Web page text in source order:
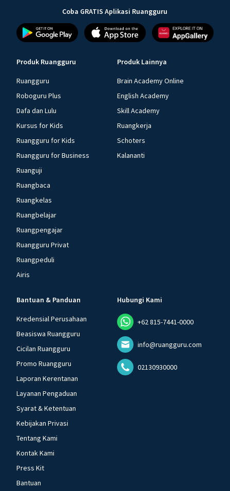
Coba GRATIS Aplikasi Ruangguru
Produk Ruangguru
Ruangguru
Roboguru Plus
Dafa dan Lulu
Kursus for Kids
Ruangguru for Kids
Ruangguru for Business
Ruanguji
Ruangbaca
Ruangkelas
Ruangbelajar
Ruangpengajar
Ruangguru Privat
Ruangpeduli
Airis
Produk Lainnya
Brain Academy Online
English Academy
Skill Academy
Ruangkerja
Schoters
Kalananti
Bantuan & Panduan
Kredensial Perusahaan
Beasiswa Ruangguru
Cicilan Ruangguru
Promo Ruangguru
Laporan Kerentanan
Layanan Pengaduan
Syarat & Ketentuan
Kebijakan Privasi
Tentang Kami
Kontak Kami
Press Kit
Bantuan
Hubungi Kami
+62 815-7441-0000
info@ruangguru.com
02130930000